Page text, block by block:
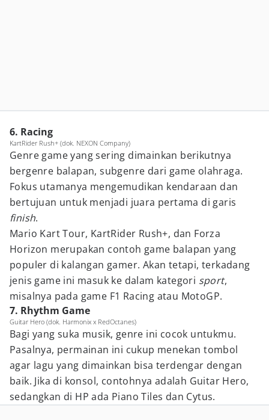
6. Racing
KartRider Rush+ (dok. NEXON Company)
Genre game yang sering dimainkan berikutnya
bergenre balapan, subgenre dari game olahraga.
Fokus utamanya mengemudikan kendaraan dan
bertujuan untuk menjadi juara pertama di garis
finish.
Mario Kart Tour, KartRider Rush+, dan Forza
Horizon merupakan contoh game balapan yang
populer di kalangan gamer. Akan tetapi, terkadang
jenis game ini masuk ke dalam kategori sport,
misalnya pada game F1 Racing atau MotoGP.
7. Rhythm Game
Guitar Hero (dok. Harmonix x RedOctanes)
Bagi yang suka musik, genre ini cocok untukmu.
Pasalnya, permainan ini cukup menekan tombol
agar lagu yang dimainkan bisa terdengar dengan
baik. Jika di konsol, contohnya adalah Guitar Hero,
sedangkan di HP ada Piano Tiles dan Cytus.